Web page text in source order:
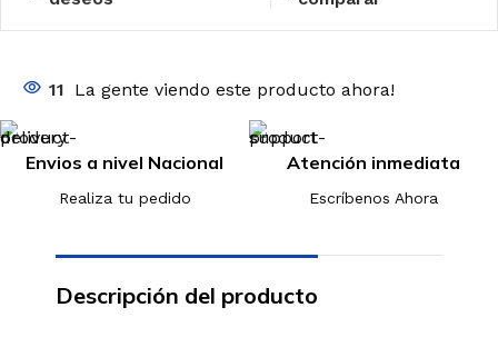
11 La gente viendo este producto ahora!
Envios a nivel Nacional
Realiza tu pedido
Atención inmediata
Escríbenos Ahora
Descripción del producto